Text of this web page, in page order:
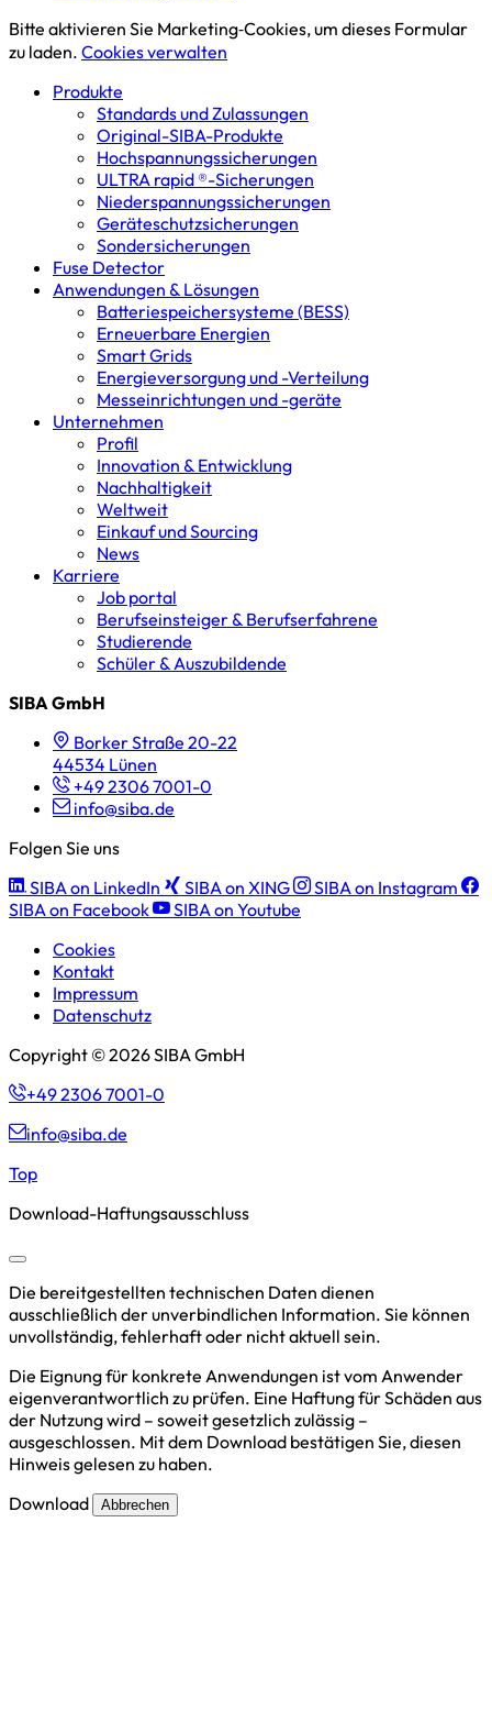
Bitte aktivieren Sie Marketing‑Cookies, um dieses Formular
zu laden. Cookies verwalten
Produkte
Standards und Zulassungen
Original-SIBA-Produkte
Hochspannungs­sicherungen
ULTRA rapid ®-Sicherungen
Niederspannungs­sicherungen
Geräteschutz­sicherungen
Sondersicherungen
Fuse Detector
Anwendungen & Lösungen
Batterie­speicher­systeme (BESS)
Erneuerbare Energien
Smart Grids
Energieversorgung und -Verteilung
Messeinrichtungen und -geräte
Unternehmen
Profil
Innovation & Entwicklung
Nachhaltigkeit
Weltweit
Einkauf und Sourcing
News
Karriere
Job portal
Berufseinsteiger & Berufserfahrene
Studierende
Schüler & Auszubildende
SIBA GmbH
Borker Straße 20-22
44534 Lünen
+49 2306 7001-0
info@siba.de
Folgen Sie uns
SIBA on LinkedIn
SIBA on XING
SIBA on Instagram
SIBA on Facebook
SIBA on Youtube
Cookies
Kontakt
Impressum
Datenschutz
Copyright © 2026 SIBA GmbH
+49 2306 7001-0
info@siba.de
Top
Download-Haftungsausschluss
Die bereitgestellten technischen Daten dienen
ausschließlich der unverbindlichen Information. Sie können
unvollständig, fehlerhaft oder nicht aktuell sein.
Die Eignung für konkrete Anwendungen ist vom Anwender
eigenverantwortlich zu prüfen. Eine Haftung für Schäden aus
der Nutzung wird – soweit gesetzlich zulässig –
ausgeschlossen. Mit dem Download bestätigen Sie, diesen
Hinweis gelesen zu haben.
Download
Abbrechen